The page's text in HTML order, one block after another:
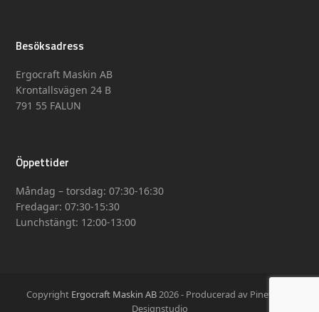
Besöksadress
Ergocraft Maskin AB
Krontallsvägen 24 B
791 55 FALUN
Öppettider
Måndag – torsdag: 07:30-16:30
Fredagar: 07:30-15:30
Lunchstängt: 12:00-13:00
Copyright Ergocraft Maskin AB2026 - Producerad av Pinevision
Designstudio